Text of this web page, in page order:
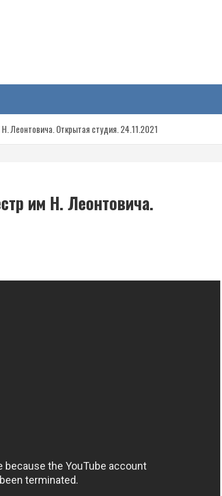
Леонтовича. Открытая студия. 24.11.2021
им Н. Леонтовича.